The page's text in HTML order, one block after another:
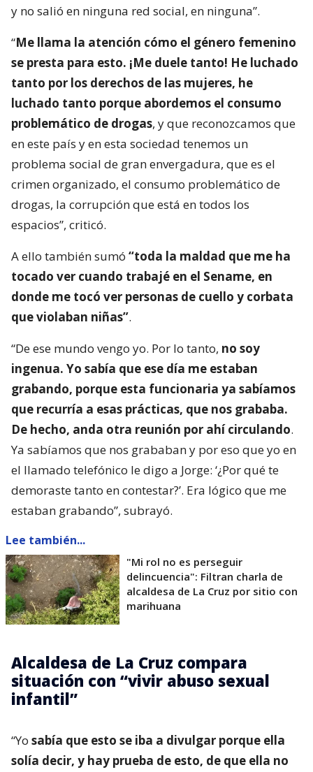
y no salió en ninguna red social, en ninguna”.
“Me llama la atención cómo el género femenino
se presta para esto. ¡Me duele tanto! He luchado
tanto por los derechos de las mujeres, he
luchado tanto porque abordemos el consumo
problemático de drogas, y que reconozcamos que
en este país y en esta sociedad tenemos un
problema social de gran envergadura, que es el
crimen organizado, el consumo problemático de
drogas, la corrupción que está en todos los
espacios”, criticó.
A ello también sumó “toda la maldad que me ha
tocado ver cuando trabajé en el Sename, en
donde me tocó ver personas de cuello y corbata
que violaban niñas”.
“De ese mundo vengo yo. Por lo tanto, no soy
ingenua. Yo sabía que ese día me estaban
grabando, porque esta funcionaria ya sabíamos
que recurría a esas prácticas, que nos grababa.
De hecho, anda otra reunión por ahí circulando.
Ya sabíamos que nos grababan y por eso que yo en
el llamado telefónico le digo a Jorge: ‘¿Por qué te
demoraste tanto en contestar?’. Era lógico que me
estaban grabando”, subrayó.
Lee también...
"Mi rol no es perseguir
delincuencia": Filtran charla de
alcaldesa de La Cruz por sitio con
marihuana
Alcaldesa de La Cruz compara
situación con “vivir abuso sexual
infantil”
“Yo sabía que esto se iba a divulgar porque ella
solía decir, y hay prueba de esto, de que ella no